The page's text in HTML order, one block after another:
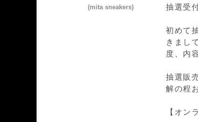
抽選受
初めて
きまし
度、内
抽選販
解の程
【オン
(mita sneakers)